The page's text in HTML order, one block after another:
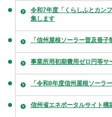
令和7年度「くらしふとカン
集します
「信州屋根ソーラー普及冊
事業所用初期費用ゼロ円等サ
「令和8年度信州屋根ソーラ
信州省エネポータルサイト構